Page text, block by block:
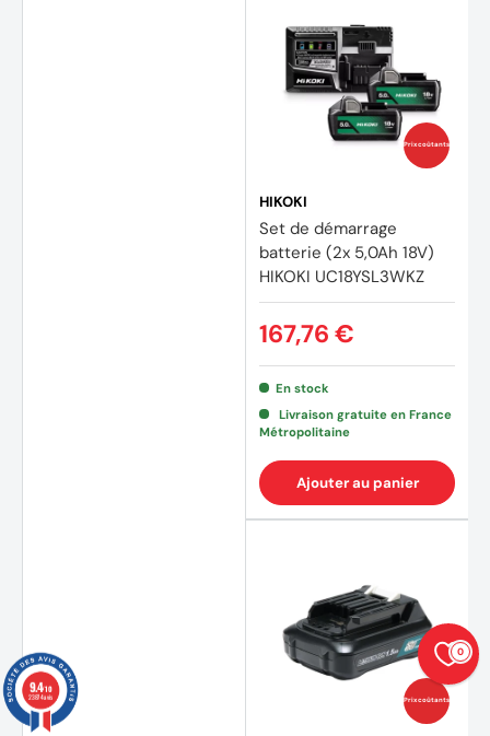
(2
Prix coûtants
HIKOKI
Set de démarrage
batterie (2x 5,0Ah 18V)
HIKOKI UC18YSL3WKZ
167,76 €
En stock
Livraison gratuite en France
Métropolitaine
Ajouter au panier
Prix coûtants
0
9.4/10
23874 avis